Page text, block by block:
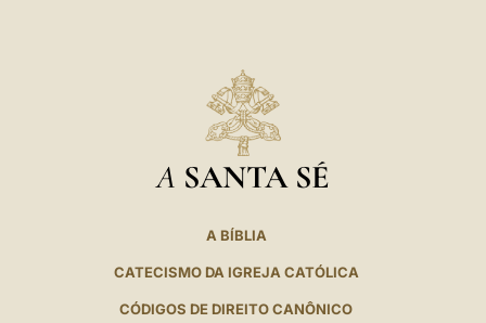
A SANTA SÉ
A BÍBLIA
CATECISMO DA IGREJA CATÓLICA
CÓDIGOS DE DIREITO CANÔNICO